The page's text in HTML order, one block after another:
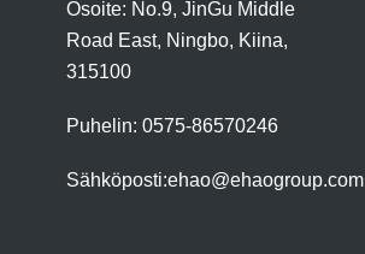
Osoite: No.9, JinGu Middle
Road East, Ningbo, Kiina,
315100
Puhelin: 0575-86570246
Sähköposti:ehao@ehaogroup.com